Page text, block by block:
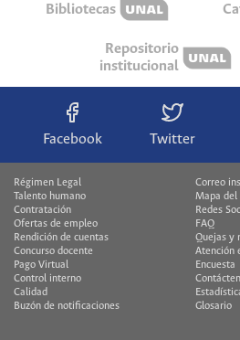
Bibliotecas
Repositorio
institucional
Facebook Twitter
Régimen Legal
Talento humano
Contratación
Ofertas de empleo
Rendición de cuentas
Concurso docente
Pago Virtual
Control interno
Calidad
Buzón de notificaciones
Correo
Mapa del
Redes
FAQ
Quejas y
Atención
Encuesta
Glosario